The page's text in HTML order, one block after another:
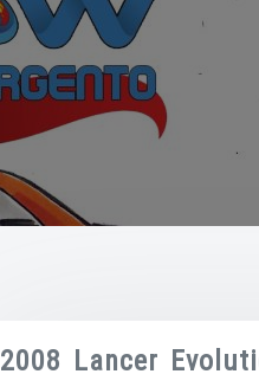
2008 Lancer